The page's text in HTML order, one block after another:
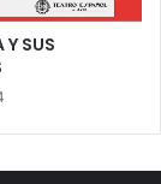
Y SUS